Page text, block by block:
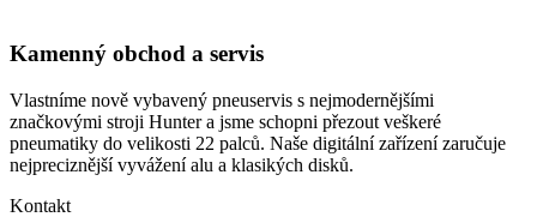
Kamenný obchod a servis
Vlastníme nově vybavený pneuservis s nejmodernějšími
značkovými stroji Hunter a jsme schopni přezout veškeré
pneumatiky do velikosti 22 palců. Naše digitální zařízení zaručuje
nejpreciznější vyvážení alu a klasikých disků.
Kontakt